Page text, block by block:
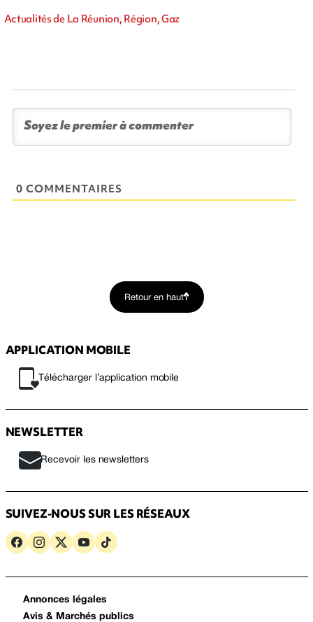
Actualités de La Réunion, Région, Gaz
0 COMMENTAIRES
Retour en haut
APPLICATION MOBILE
Télécharger l’application mobile
NEWSLETTER
Recevoir les newsletters
SUIVEZ-NOUS SUR LES RÉSEAUX
Annonces légales
Avis & Marchés publics